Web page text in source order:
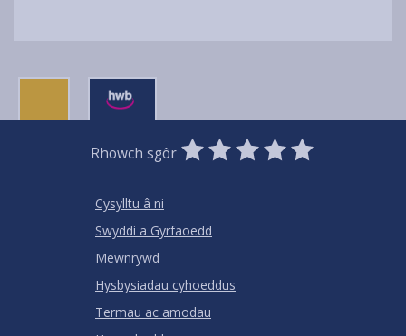
Rhowch sgôr
0
Stars
1
Star
2
Stars
3
Stars
4
Stars
5
Stars
Cysylltu â ni
Swyddi a Gyrfaoedd
Mewnrywd
Hysbysiadau cyhoeddus
Termau ac amodau